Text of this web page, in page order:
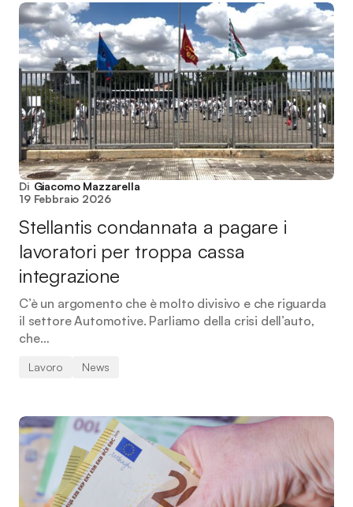
Di Giacomo Mazzarella
19 Febbraio 2026
Stellantis condannata a pagare i
lavoratori per troppa cassa
integrazione
C’è un argomento che è molto divisivo e che riguarda
il settore Automotive. Parliamo della crisi dell’auto,
che…
Lavoro News